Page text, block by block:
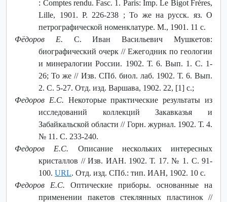
: Comptes rendu. Fasc. 1. Paris: Imp. Le Bigot Frères,
Lille, 1901. P. 226-238 ; То же на русск. яз. О
петрографической номенклатуре. М., 1901. 11 с.
Фёдоров Е. С. Иван Васильевич Мушкетов:
биографический очерк // Ежегодник по геологии
и минералогии России. 1902. Т. 6. Вып. 1. С. 1-
26; То же // Изв. СПб. биол. лаб. 1902. Т. 6. Вып.
2. С. 5-27. Отд. изд. Варшава, 1902. 22, [1] с.;
Федоров Е.С. Некоторые практические результаты из
исследований коллекций Закавказья и
Забайкальской области // Горн. журнал. 1902. Т. 4.
№ 11. С. 233-240.
Федоров Е.С. Описание нескольких интересных
кристаллов // Изв. ИАН. 1902. Т. 17. № 1. С. 91-
100.URL. Отд. изд. СПб.: тип. ИАН, 1902. 10 с.
Федоров Е.С. Оптические приборы. основанные на
применении пакетов стеклянных пластинок //